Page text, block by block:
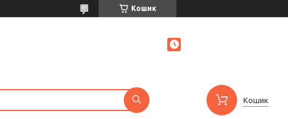
Кошик
Кошик